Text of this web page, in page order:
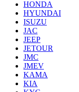
HONDA
HYUNDAI
ISUZU
JAC
JEEP
JETOUR
JMC
JMEV
KAMA
KIA